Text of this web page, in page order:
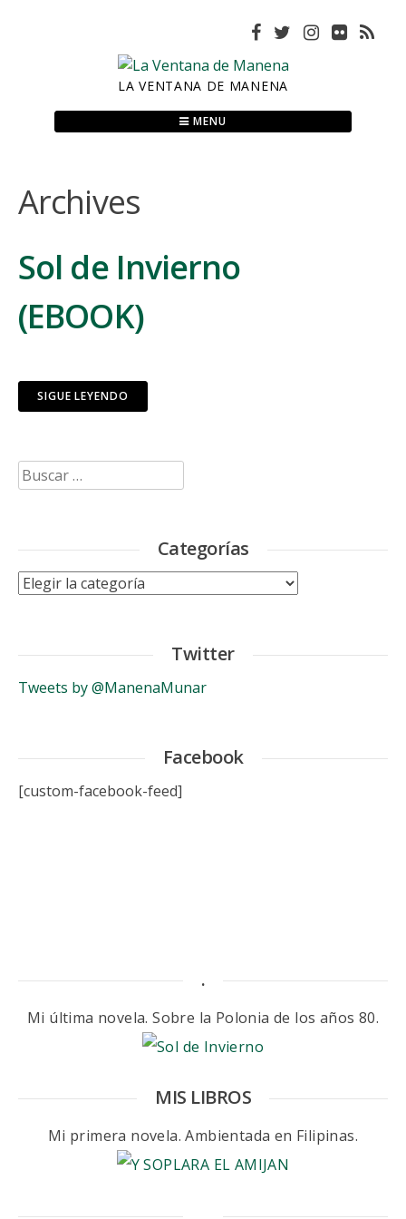
LA VENTANA DE MANENA
MENU
Archives
Sol de Invierno
(EBOOK)
SIGUE LEYENDO
Buscar:
Categorías
Categorías
Twitter
Tweets by @ManenaMunar
Facebook
[custom-facebook-feed]
.
Mi última novela. Sobre la Polonia de los años 80.
MIS LIBROS
Mi primera novela. Ambientada en Filipinas.